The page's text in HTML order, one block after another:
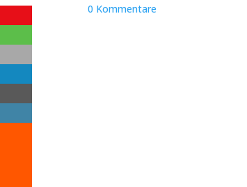
0 Kommentare